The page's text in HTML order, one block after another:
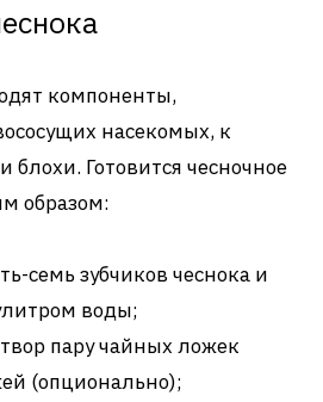
компоненты,
насекомых, к
блохи. Готовится чесночное
образом:
семь зубчиков чеснока и
воды;
пару чайных ложек
(опционально);